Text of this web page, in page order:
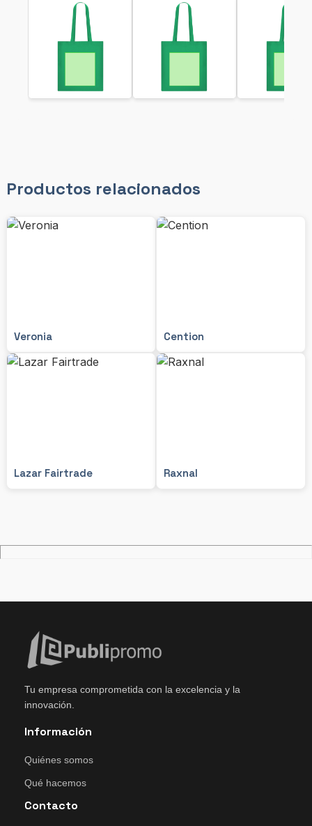
Productos relacionados
Veronia Cention
Lazar Fairtrade Raxnal
Tu empresa comprometida con la excelencia y la
innovación.
Información
Quiénes somos
Qué hacemos
Contacto